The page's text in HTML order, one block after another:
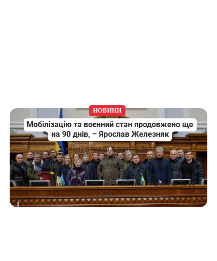
НОВИНИ
Мобілізацію та воєнний стан продовжено ще
на 90 днів, – Ярослав Железняк
Leskiv Olha 6 Лютого, 2024
6 січня Верховна Рада проголосувала за продовження воєнного
стану та загальної мобілізації. За поданням Президента було
запропоновано продовжити військовий стан в Україні ще на 90
днів.